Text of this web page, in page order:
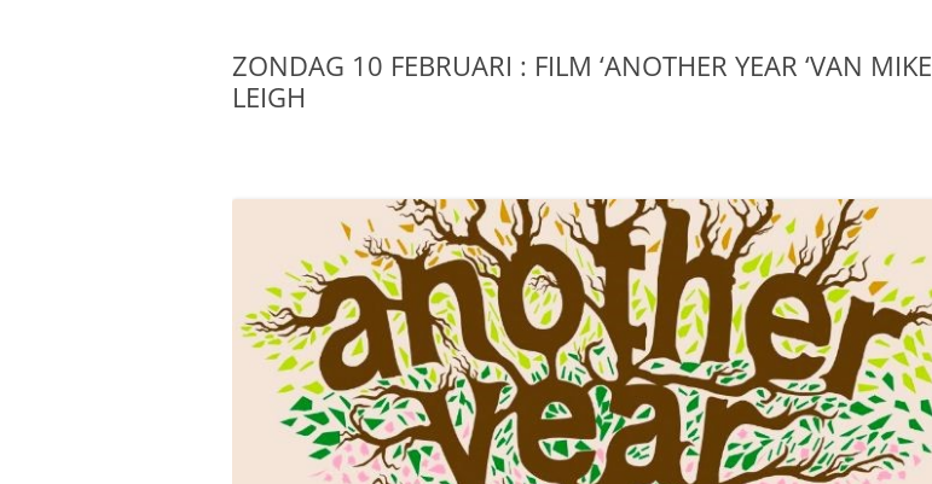
BELEIDSPLAN
ZONDAG 10 FEBRUARI : FILM ‘ANOTHER YEAR ‘VAN MIKE
LEIGH